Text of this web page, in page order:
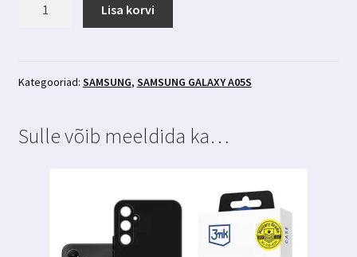
3mk
Lisa korvi
Kategooriad: SAMSUNG, SAMSUNG GALAXY A05S
Sulle võib meeldida ka…